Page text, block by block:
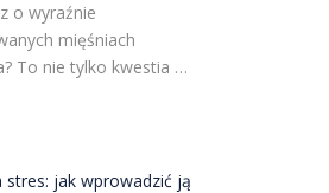
o wyraźnie
mięśniach
To nie tylko kwestia …
stres: jak wprowadzić ją